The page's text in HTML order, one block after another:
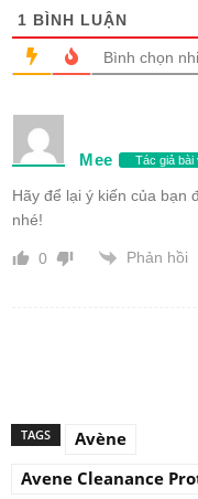
1 BÌNH LUẬN
Bình chọn
Mee Tác giả bài
Hãy để lại ý kiến của bạn
nhé!
0 Phản hồi
TAGS
Avène
Avene Cleanance